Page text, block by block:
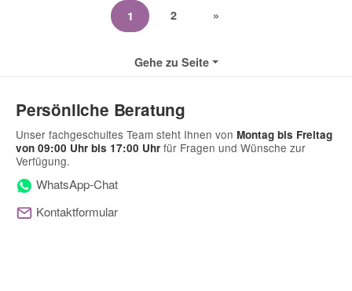
1 2 »
Gehe zu Seite
Persönliche Beratung
Unser fachgeschultes Team steht Ihnen von Montag bis Freitag
von 09:00 Uhr bis 17:00 Uhr für Fragen und Wünsche zur
Verfügung.
WhatsApp-Chat
Kontaktformular